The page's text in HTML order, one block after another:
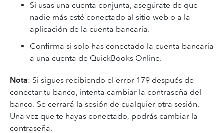
Si usas una cuenta conjunta, asegúrate de que
nadie más esté conectado al sitio web o a la
aplicación de la cuenta bancaria.
Confirma si solo has conectado la cuenta bancaria
a una cuenta de QuickBooks Online.
Nota: Si sigues recibiendo el error 179 después de
conectar tu banco, intenta cambiar la contraseña del
banco. Se cerrará la sesión de cualquier otra sesión.
Una vez que te hayas conectado, podrás cambiar la
contraseña.